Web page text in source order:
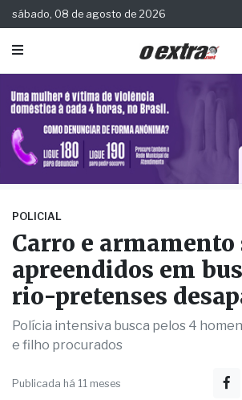
sábado, 08 de agosto de 2026
POLICIAL
Carro e armamento
apreendidos em
rio-pretenses
Polícia intensiva busca pelos 4
e filho procurados
Publicada há 11 meses